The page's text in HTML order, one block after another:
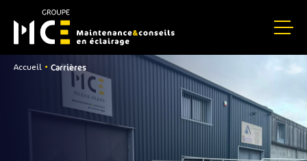
Accueil • Carrières